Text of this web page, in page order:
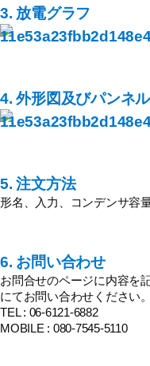
3. 放電グラフ
4. 外形図及びパンネ
5. 注文方法
形名、入力、コンデンサ容
6. お問い合わせ
お問合せのページに内容を
にてお問い合わせください。
TEL : 06-6121-6882
MOBILE : 080-7545-5110